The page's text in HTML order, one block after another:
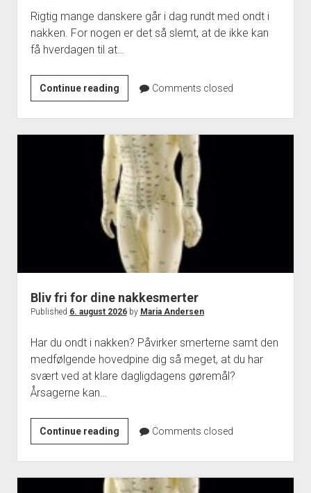
Rigtig mange danskere går i dag rundt med ondt i
nakken. For nogen er det så slemt, at de ikke kan
få hverdagen til at…
Continue readingPrøv
akupunktur
mod
slidgigt
i
nakken
Comments closed
Bliv fri for dine nakkesmerter
Published 6. august 2026by Maria Andersen
Har du ondt i nakken? Påvirker smerterne samt den
medfølgende hovedpine dig så meget, at du har
svært ved at klare dagligdagens gøremål?
Årsagerne kan…
Continue readingBliv
fri
for
dine
Comments closed